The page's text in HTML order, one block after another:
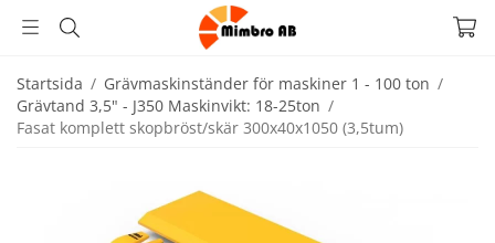
Startsida / Grävmaskinständer för maskiner 1 - 100 ton /
Grävtand 3,5" - J350 Maskinvikt: 18-25ton /
Fasat komplett skopbröst/skär 300x40x1050 (3,5tum)